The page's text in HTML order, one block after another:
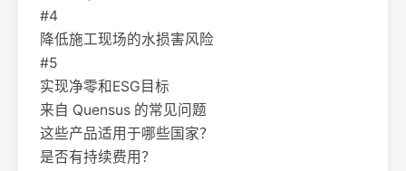
#4
降低施工现场的水损害风险
#5
实现净零和ESG目标
来自 Quensus 的常见问题
这些产品适用于哪些国家？
是否有持续费用？